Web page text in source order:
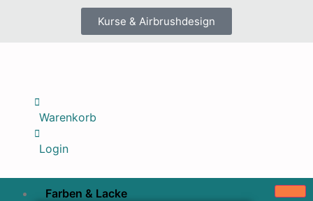
Kurse & Airbrushdesign
Warenkorb
Login
Farben & Lacke